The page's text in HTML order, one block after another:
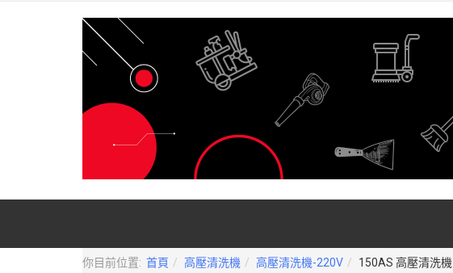
你目前位置: 首頁 高壓清洗機 高壓清洗機-220V 150AS 高壓清洗機